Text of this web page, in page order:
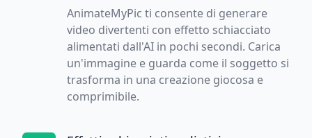
AnimateMyPic ti consente di generare
video divertenti con effetto schiacciato
alimentati dall'AI in pochi secondi. Carica
un'immagine e guarda come il soggetto si
trasforma in una creazione giocosa e
comprimibile.